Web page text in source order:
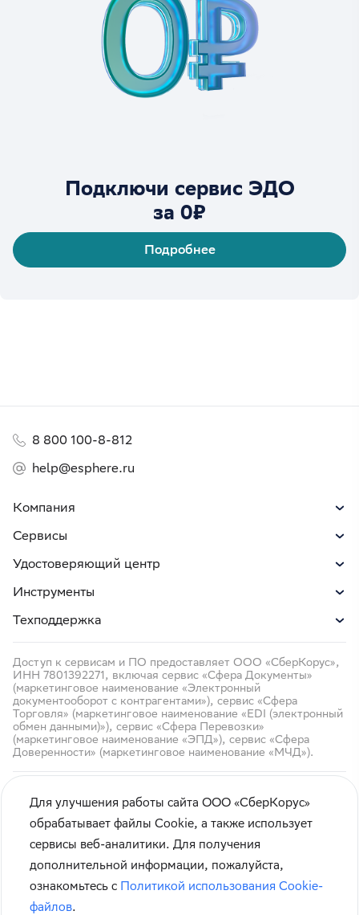
Подключи сервис ЭДО
за 0₽
Подробнее
Компания
Сервисы
Удостоверяющий центр
Инструменты
Техподдержка
8 800 100-8-812
help@esphere.ru
Доступ к сервисам и ПО предоставляет ООО «СберКорус»,
ИНН 7801392271, включая сервис «Сфера Документы»
(маркетинговое наименование «Электронный
документооборот с контрагентами»), сервис «Сфера
Торговля» (маркетинговое наименование «EDI (электронный
обмен данными)»), сервис «Сфера Перевозки»
(маркетинговое наименование «ЭПД»), сервис «Сфера
Доверенности» (маркетинговое наименование «МЧД»).
Кибербезопасность
Правила использования сайта
Карта сайта
Для улучшения работы сайта ООО «СберКорус»
обрабатывает файлы Cookie, а также использует
сервисы веб-аналитики. Для получения
дополнительной информации, пожалуйста,
ознакомьтесь с Политикой использования Cookie-
файлов.